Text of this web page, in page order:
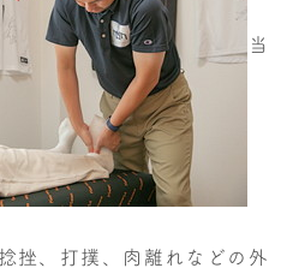
当
挫、打撲、肉離れなどの外